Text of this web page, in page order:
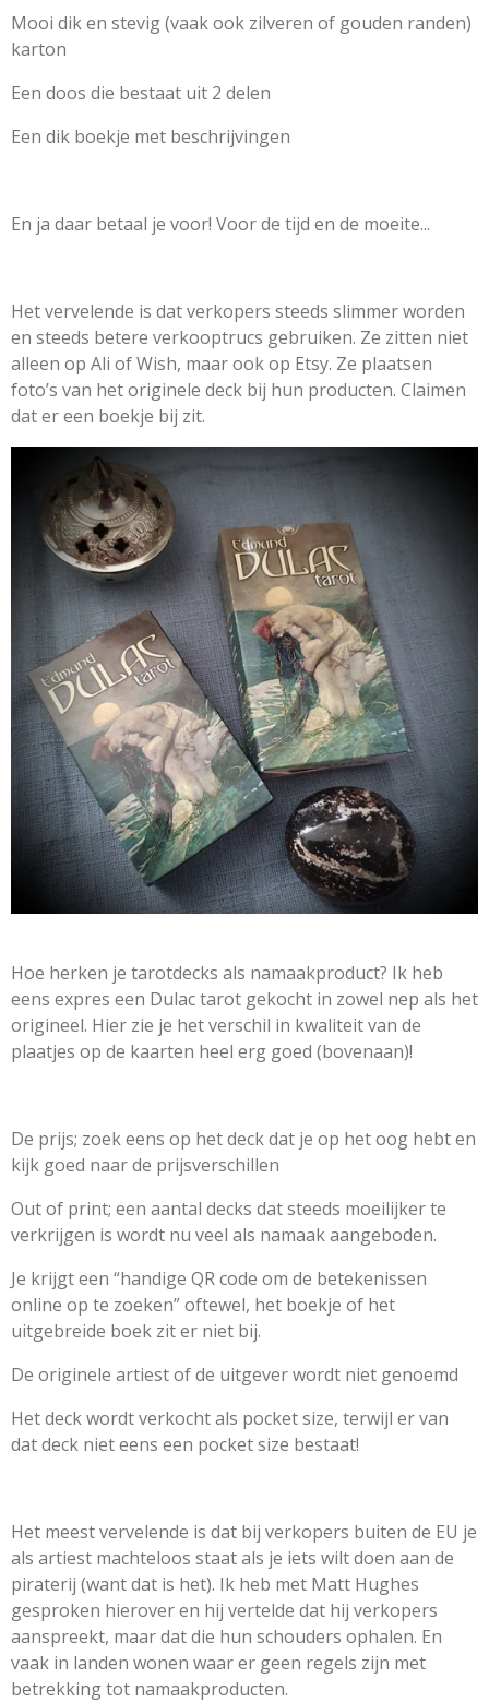
Mooi dik en stevig (vaak ook zilveren of gouden randen)
karton
Een doos die bestaat uit 2 delen
Een dik boekje met beschrijvingen
En ja daar betaal je voor! Voor de tijd en de moeite...
Het vervelende is dat verkopers steeds slimmer worden
en steeds betere verkooptrucs gebruiken. Ze zitten niet
alleen op Ali of Wish, maar ook op Etsy. Ze plaatsen
foto’s van het originele deck bij hun producten. Claimen
dat er een boekje bij zit.
Hoe herken je tarotdecks als namaakproduct? Ik heb
eens expres een Dulac tarot gekocht in zowel nep als het
origineel. Hier zie je het verschil in kwaliteit van de
plaatjes op de kaarten heel erg goed (bovenaan)!
De prijs; zoek eens op het deck dat je op het oog hebt en
kijk goed naar de prijsverschillen
Out of print; een aantal decks dat steeds moeilijker te
verkrijgen is wordt nu veel als namaak aangeboden.
Je krijgt een “handige QR code om de betekenissen
online op te zoeken” oftewel, het boekje of het
uitgebreide boek zit er niet bij.
De originele artiest of de uitgever wordt niet genoemd
Het deck wordt verkocht als pocket size, terwijl er van
dat deck niet eens een pocket size bestaat!
Het meest vervelende is dat bij verkopers buiten de EU je
als artiest machteloos staat als je iets wilt doen aan de
piraterij (want dat is het). Ik heb met Matt Hughes
gesproken hierover en hij vertelde dat hij verkopers
aanspreekt, maar dat die hun schouders ophalen. En
vaak in landen wonen waar er geen regels zijn met
betrekking tot namaakproducten.